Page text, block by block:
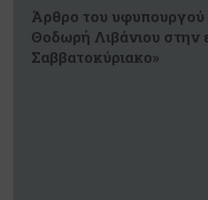
Άρθρο του
Θοδωρή Λιβάνιου στην
Σαββατοκύριακο»